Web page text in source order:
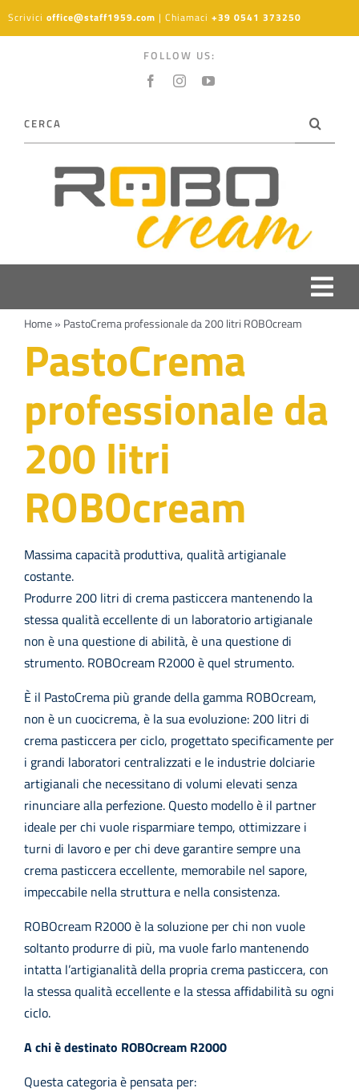
Salta
al
Scrivici office@staff1959.com | Chiamaci +39 0541 373250
FOLLOW US:
Contatti
EVENTI
FAQs
Home» PastoCrema professionale da 200 litri ROBOcream
PastoCrema
professionale da
200 litri
ROBOcream
Massima capacità produttiva, qualità artigianale
costante.
Produrre 200 litri di crema pasticcera mantenendo la
stessa qualità eccellente di un laboratorio artigianale
non è una questione di abilità, è una questione di
strumento. ROBOcream R2000 è quel strumento.
È il PastoCrema più grande della gamma ROBOcream,
non è un cuocicrema, è la sua evoluzione: 200 litri di
crema pasticcera per ciclo, progettato specificamente per
i grandi laboratori centralizzati e le industrie dolciarie
artigianali che necessitano di volumi elevati senza
rinunciare alla perfezione. Questo modello è il partner
ideale per chi vuole risparmiare tempo, ottimizzare i
turni di lavoro e per chi deve garantire sempre una
crema pasticcera eccellente, memorabile nel sapore,
impeccabile nella struttura e nella consistenza.
ROBOcream R2000 è la soluzione per chi non vuole
soltanto produrre di più, ma vuole farlo mantenendo
intatta l’artigianalità della propria crema pasticcera, con
la stessa qualità eccellente e la stessa affidabilità su ogni
ciclo.
A chi è destinato ROBOcream R2000
Questa categoria è pensata per: